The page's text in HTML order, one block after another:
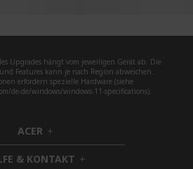
Upgrades hängt vom jeweiligen Gerät ab. Die
Features kann je nach Region abweichen.
erfordern spezielle Hardware (siehe
de-de/windows/windows-11-specifications).
ACER h
i
d
& KONTAKT h